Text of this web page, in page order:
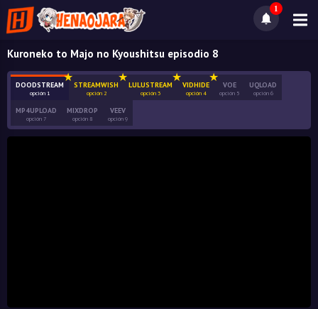
1
Kuroneko to Majo no Kyoushitsu episodio 8
DOODSTREAM
opción 1
STREAMWISH
opción 2
LULUSTREAM
opción 3
VIDHIDE
opción 4
VOE
opción 5
UQLOAD
opción 6
MP4UPLOAD
opción 7
MIXDROP
opción 8
VEEV
opción 9